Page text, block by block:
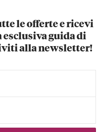
le offerte e ricevi
guida di
alla newsletter!